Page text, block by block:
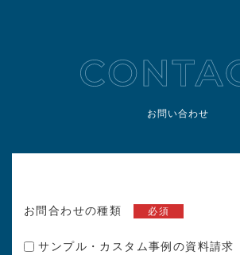
お問い合わせ
お問合わせの種類 必須
サンプル・カスタム事例の資料請求